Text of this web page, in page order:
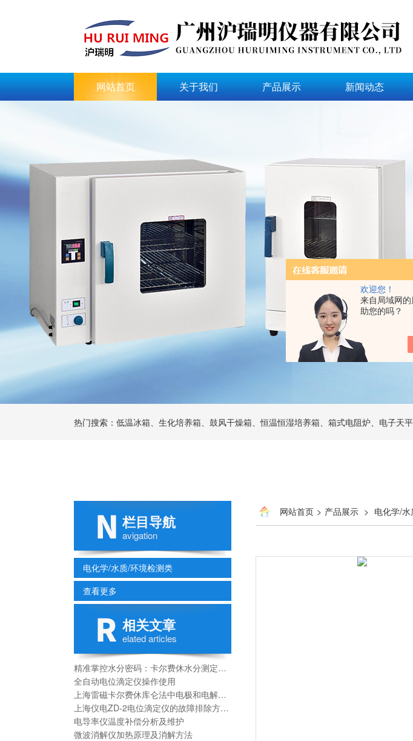
欢迎您！
来自局域网
助您的吗？
网站首页 关于我们 产品展示 新闻动态
热门搜索：低温冰箱、生化培养箱、鼓风干燥箱、恒温恒湿培养箱、箱式电阻炉、电子天
栏目导航
avigation
电化学/水质/环境检测类
查看更多
相关文章
elated articles
精准掌控水分密码：卡尔费休水分测定仪操作全解析
全自动电位滴定仪操作使用
上海雷磁卡尔费休库仑法中电极和电解杯如何清洗？
上海仪电ZD-2电位滴定仪的故障排除方面的问题
电导率仪温度补偿分析及维护
微波消解仪加热原理及消解方法
网站首页 > 产品展示 > 电化学/